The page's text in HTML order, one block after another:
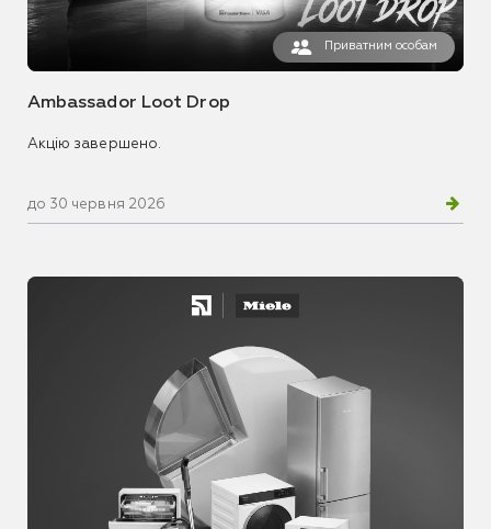
Приватним особам
Ambassador Loot Drop
Акцію завершено.
до 30 червня 2026